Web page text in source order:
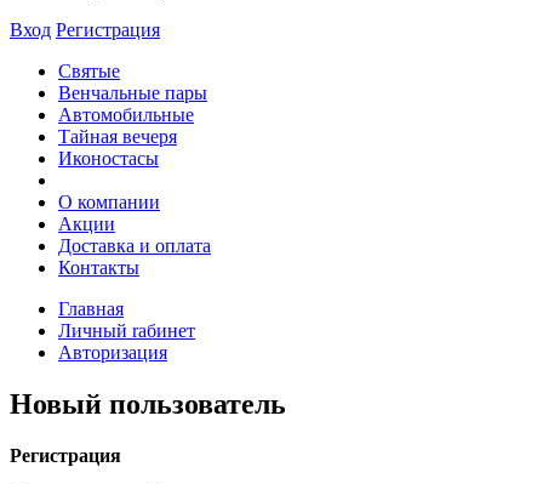
Вход Регистрация
Святые
Венчальные пары
Автомобильные
Тайная вечеря
Иконостасы
O компании
Акции
Доставка и оплата
Контакты
Главная
Личный rабинет
Авторизация
Новый пользователь
Регистрация